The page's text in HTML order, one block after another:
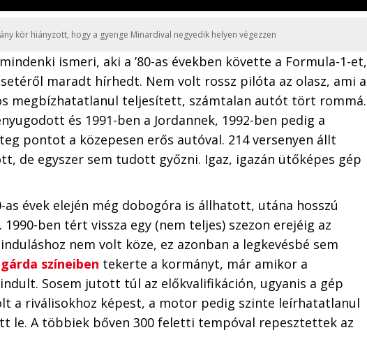
kör hiányzott, hogy a gyenge Minardival negyedik helyen végezzen
ismeri, aki a ’80-as években követte a Formula-1-et,
maradt hírhedt. Nem volt rossz pilóta az olasz, ami a
megbízhatatlanul teljesített, számtalan autót tört rommá.
és 1991-ben a Jordannek, 1992-ben pedig a
pontot a közepesen erős autóval. 214 versenyen állt
de egyszer sem tudott győzni. Igaz, igazán ütőképes gép
as évek elején még dobogóra is állhatott, utána hosszú
ben tért vissza egy (nem teljes) szezon erejéig az
nem volt köze, ez azonban a legkevésbé sem
színeiben tekerte a kormányt, már amikor a
Sosem jutott túl az előkvalifikáción, ugyanis a gép
a riválisokhoz képest, a motor pedig szinte leírhatatlanul
le. A többiek bőven 300 feletti tempóval repesztettek az